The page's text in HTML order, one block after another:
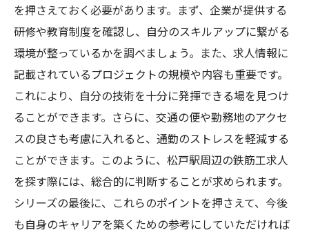
を押さえておく必要があります。まず、企業が提供する
研修や教育制度を確認し、自分のスキルアップに繋がる
環境が整っているかを調べましょう。また、求人情報に
記載されているプロジェクトの規模や内容も重要です。
これにより、自分の技術を十分に発揮できる場を見つけ
ることができます。さらに、交通の便や勤務地のアクセ
スの良さも考慮に入れると、通勤のストレスを軽減する
ことができます。このように、松戸駅周辺の鉄筋工求人
を探す際には、総合的に判断することが求められます。
シリーズの最後に、これらのポイントを押さえて、今後
も自身のキャリアを築くための参考にしていただければ